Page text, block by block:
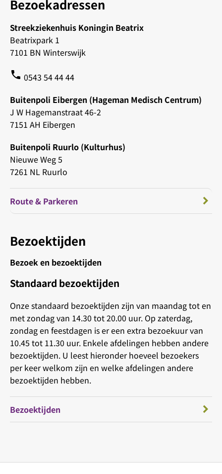
Bezoekadressen
Streekziekenhuis Koningin Beatrix
Beatrixpark 1
7101 BN Winterswijk
phone 0543 54 44 44
Buitenpoli Eibergen (Hageman Medisch Centrum)
J W Hagemanstraat 46-2
7151 AH Eibergen
Buitenpoli Ruurlo (Kulturhus)
Nieuwe Weg 5
7261 NL Ruurlo
Route & Parkeren
Bezoektijden
Bezoek en bezoektijden
Standaard bezoektijden
Onze standaard bezoektijden zijn van maandag tot en
met zondag van 14.30 tot 20.00 uur. Op zaterdag,
zondag en feestdagen is er een extra bezoekuur van
10.45 tot 11.30 uur. Enkele afdelingen hebben andere
bezoektijden. U leest hieronder hoeveel bezoekers
per keer welkom zijn en welke afdelingen andere
bezoektijden hebben.
Bezoektijden